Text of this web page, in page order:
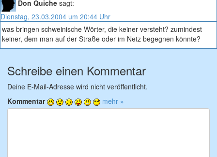
Don Quiche sagt:
Dienstag, 23.03.2004 um 20:44 Uhr
was bringen schweinische Wörter, die keiner versteht? zumindest
keiner, dem man auf der Straße oder im Netz begegnen könnte?
Schreibe einen Kommentar
Deine E-Mail-Adresse wird nicht veröffentlicht.
Kommentar
mehr »